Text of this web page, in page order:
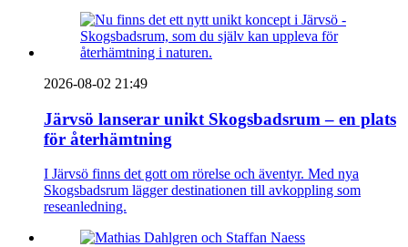
2026-08-02 21:49
Järvsö lanserar unikt Skogsbadsrum – en plats
för återhämtning
I Järvsö finns det gott om rörelse och äventyr. Med nya
Skogsbadsrum lägger destinationen till avkoppling som
reseanledning.